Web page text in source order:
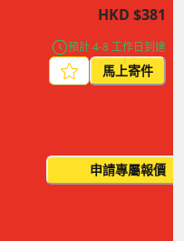
HKD $381
預計 4-8 工作日到達
馬上寄件
申請專屬報價